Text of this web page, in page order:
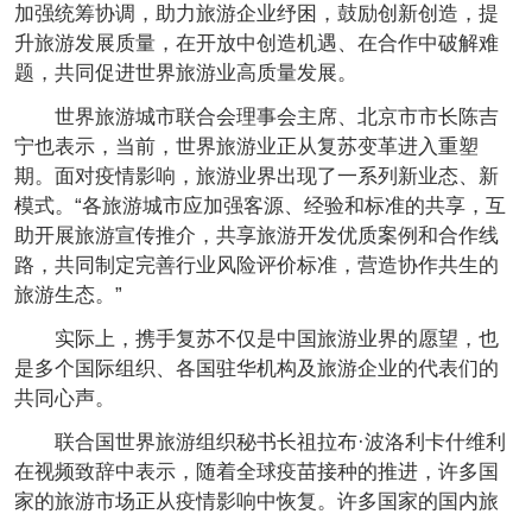
加强统筹协调，助力旅游企业纾困，鼓励创新创造，提
升旅游发展质量，在开放中创造机遇、在合作中破解难
题，共同促进世界旅游业高质量发展。
世界旅游城市联合会理事会主席、北京市市长陈吉
宁也表示，当前，世界旅游业正从复苏变革进入重塑
期。面对疫情影响，旅游业界出现了一系列新业态、新
模式。“各旅游城市应加强客源、经验和标准的共享，互
助开展旅游宣传推介，共享旅游开发优质案例和合作线
路，共同制定完善行业风险评价标准，营造协作共生的
旅游生态。”
实际上，携手复苏不仅是中国旅游业界的愿望，也
是多个国际组织、各国驻华机构及旅游企业的代表们的
共同心声。
联合国世界旅游组织秘书长祖拉布·波洛利卡什维利
在视频致辞中表示，随着全球疫苗接种的推进，许多国
家的旅游市场正从疫情影响中恢复。许多国家的国内旅